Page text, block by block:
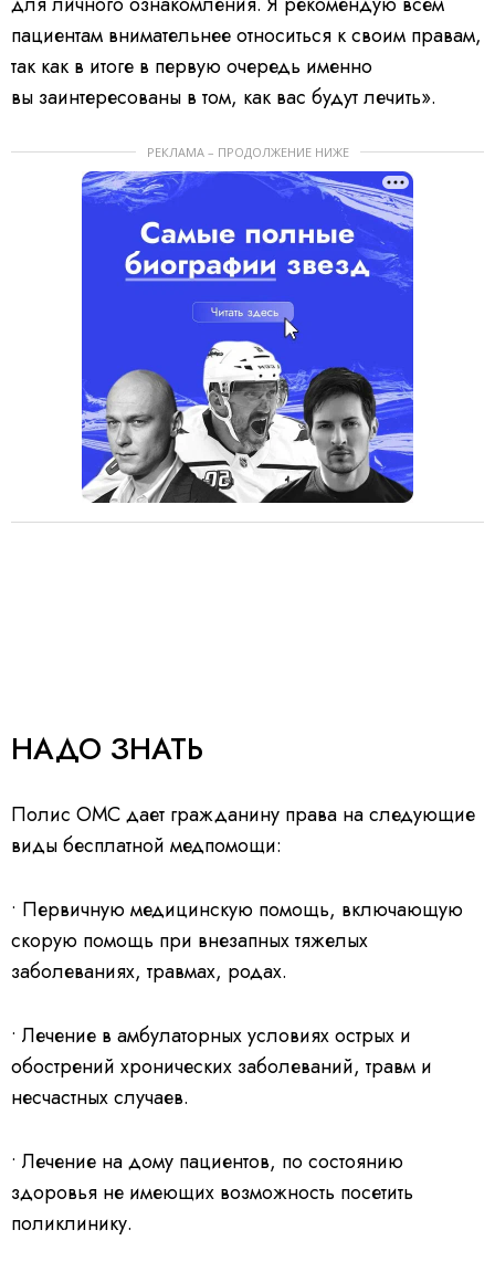
пациентам внимательнее относиться к своим правам,
так как в итоге в первую очередь именно
вы заинтересованы в том, как вас будут лечить».
РЕКЛАМА – ПРОДОЛЖЕНИЕ НИЖЕ
НАДО ЗНАТЬ
Полис ОМС дает гражданину права на следующие
виды бесплатной медпомощи:
• Первичную медицинскую помощь, включающую
скорую помощь при внезапных тяжелых
заболеваниях, травмах, родах.
• Лечение в амбулаторных условиях острых и
обострений хронических заболеваний, травм и
несчастных случаев.
• Лечение на дому пациентов, по состоянию
здоровья не имеющих возможность посетить
поликлинику.